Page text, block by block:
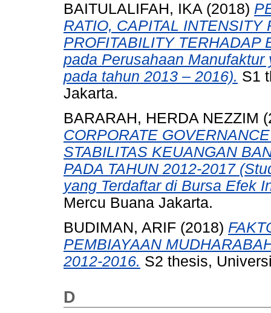
BAITULALIFAH, IKA(2018)
RATIO, CAPITAL INTENSITY
PROFITABILITY TERHADAP
pada Perusahaan
pada tahun 2013 – 2016). S1
Jakarta.
BARARAH, HERDA NEZZIM
CORPORATE
STABILITAS KEUANGAN
PADA TAHUN 2012-2017
yang Terdaftar di Bursa Efek
Mercu Buana Jakarta.
BUDIMAN, ARIF (2018)
PEMBIAYAAN
2012-2016. S2 thesis,
D